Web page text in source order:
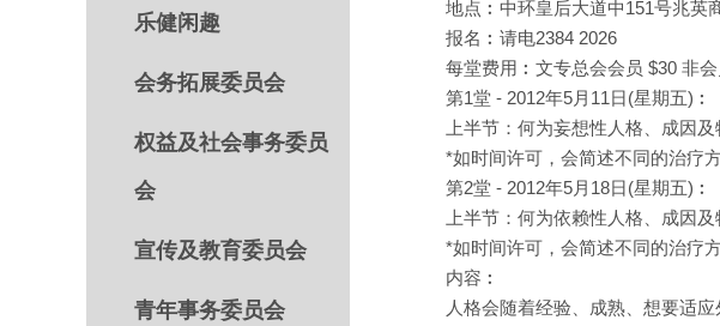
乐健闲趣
会务拓展委员会
权益及社会事务委员
会
宣传及教育委员会
青年事务委员会
地点︰中环皇后大道中151号兆英
报名︰请电2384 2026
每堂费用︰文专总会会员 $30 非
第1堂 - 2012年5月11日(星期五)︰
上半节：何为妄想性人格、成因
*如时间许可，会简述不同的治疗方
第2堂 - 2012年5月18日(星期五)︰
上半节：何为依赖性人格、成因
*如时间许可，会简述不同的治疗方
内容︰
人格会随着经验、成熟、想要适